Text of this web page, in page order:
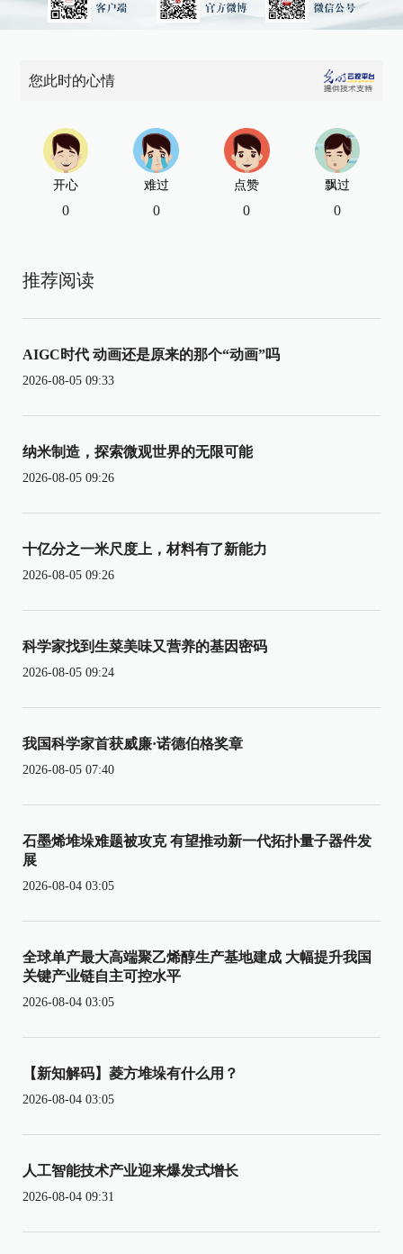
您此时的心情
开心
0
难过
0
点赞
0
飘过
0
推荐阅读
AIGC时代 动画还是原来的那个“动画”吗
2026-08-05 09:33
纳米制造，探索微观世界的无限可能
2026-08-05 09:26
十亿分之一米尺度上，材料有了新能力
2026-08-05 09:26
科学家找到生菜美味又营养的基因密码
2026-08-05 09:24
我国科学家首获威廉·诺德伯格奖章
2026-08-05 07:40
石墨烯堆垛难题被攻克 有望推动新一代拓扑量子器件发
展
2026-08-04 03:05
全球单产最大高端聚乙烯醇生产基地建成 大幅提升我国
关键产业链自主可控水平
2026-08-04 03:05
【新知解码】菱方堆垛有什么用？
2026-08-04 03:05
人工智能技术产业迎来爆发式增长
2026-08-04 09:31